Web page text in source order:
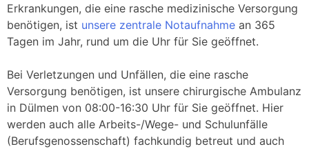
Erkrankungen, die eine rasche medizinische Versorgung
benötigen, ist unsere zentrale Notaufnahme an 365
Tagen im Jahr, rund um die Uhr für Sie geöffnet.
Bei Verletzungen und Unfällen, die eine rasche
Versorgung benötigen, ist unsere chirurgische Ambulanz
in Dülmen von 08:00-16:30 Uhr für Sie geöffnet. Hier
werden auch alle Arbeits-/Wege- und Schulunfälle
(Berufsgenossenschaft) fachkundig betreut und auch